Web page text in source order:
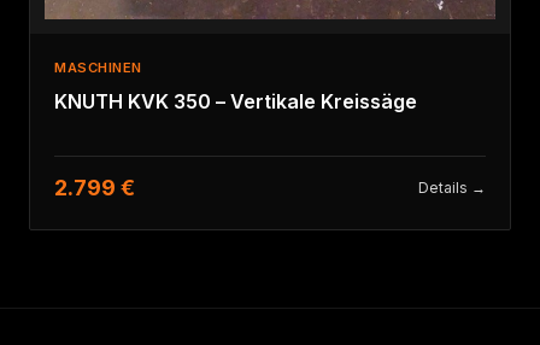
MASCHINEN
KNUTH KVK 350 – Vertikale Kreissäge
2.799 € Details →